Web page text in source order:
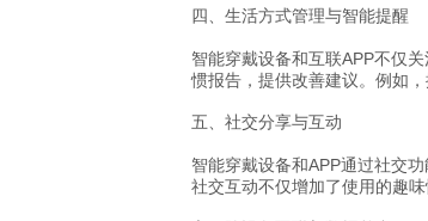
四、生活方式管理与智能提醒
智能穿戴设备和互联APP不仅
惯报告，提供改善建议。例如
五、社交分享与互动
智能穿戴设备和APP通过社交
社交互动不仅增加了使用的趣